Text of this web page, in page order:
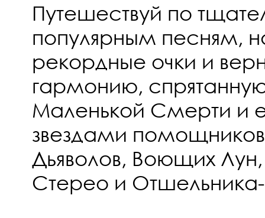
Путешествуй по
популярным песням,
рекордные очки и
гармонию,
Маленькой Смерти и
звездами
Дьяволов, Воющих
Стерео и